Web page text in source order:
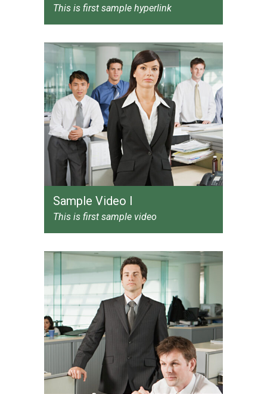
This is first sample hyperlink
Sample Video I
This is first sample video